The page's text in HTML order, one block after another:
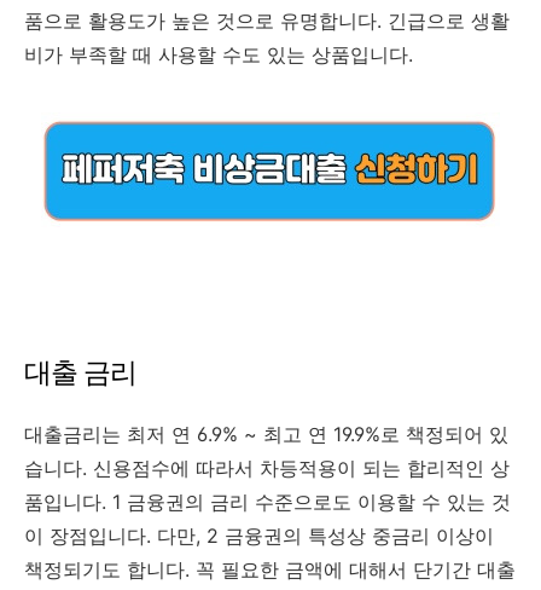
품으로 활용도가 높은 것으로 유명합니다. 긴급으로 생활
비가 부족할 때 사용할 수도 있는 상품입니다.
대출 금리
대출금리는 최저 연 6.9% ~ 최고 연 19.9%로 책정되어 있
습니다. 신용점수에 따라서 차등적용이 되는 합리적인 상
품입니다. 1 금융권의 금리 수준으로도 이용할 수 있는 것
이 장점입니다. 다만, 2 금융권의 특성상 중금리 이상이
책정되기도 합니다. 꼭 필요한 금액에 대해서 단기간 대출